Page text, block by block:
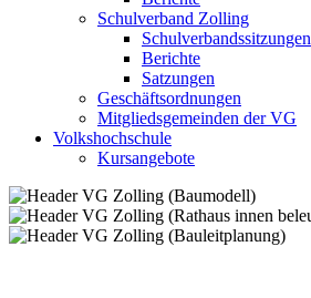
Schulverband Zolling
Schulverbandssitzungen
Berichte
Satzungen
Geschäftsordnungen
Mitgliedsgemeinden der VG
Volkshochschule
Kursangebote